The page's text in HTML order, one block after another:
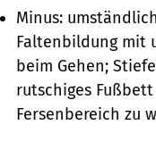
Minus:
Faltenbildung mit
beim Gehen;
rutschiges
Fersenbereich zu